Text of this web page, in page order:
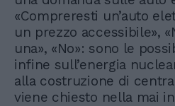
«Compreresti un’auto
un prezzo accessibile»,
una», «No»: sono le
infine sull’energia
alla costruzione di
viene chiesto nella mai